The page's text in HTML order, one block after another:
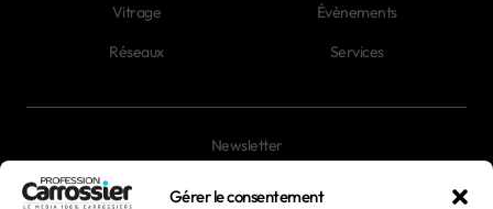
Gérer le consentement
Vitrage
Réseaux
Évènements
Services
Newsletter